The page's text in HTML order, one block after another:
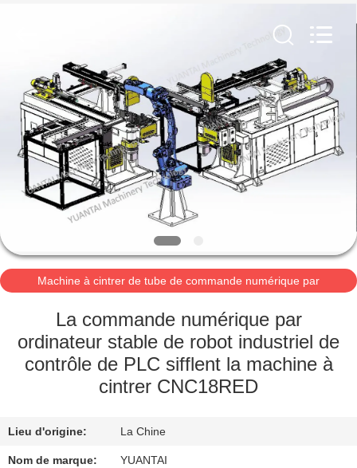
MAISON
PRODUITS
AU
SUJET
DE
NOUS
VISITE
D'USINE
CONTRÔLE
QUALITÉ
Rights
Reserved.
Machine à cintrer de tube de commande numérique par
La commande numérique par
ordinateur stable de robot industriel de
contrôle de PLC sifflent la machine à
cintrer CNC18RED
Lieu d'origine: La Chine
Nom de marque: YUANTAI